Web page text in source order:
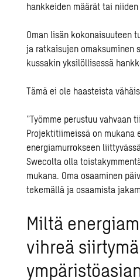
hankkeiden määrät tai
Oman lisän kokonaisuuteen
ja ratkaisujen omaksuminen
kussakin yksilöllisessä
Tämä ei ole haasteista
”Työmme perustuu vahvaan
Projektitiimeissä on
energiamurrokseen
Swecolta olla
mukana. Oma osaaminen
tekemällä ja osaamista
Miltä
vihreä